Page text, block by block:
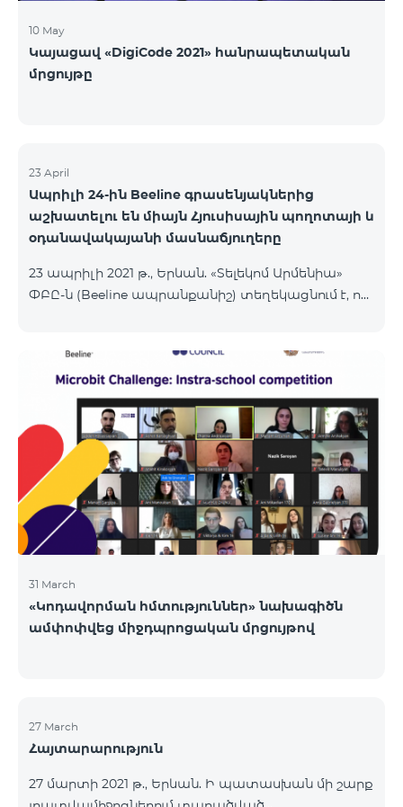
10 May
Կայացավ «DigiCode 2021» հանրապետական
մրցույթը
23 April
Ապրիլի 24-ին Beeline գրասենյակներից
աշխատելու են միայն Հյուսիսային պողոտայի և
օդանավակայանի մասնաճյուղերը
23 ապրիլի 2021 թ., Երևան. «Տելեկոմ Արմենիա»
ՓԲԸ-ն (Beeline ապրանքանիշ) տեղեկացնում է, որ
սպասարկման գրասենյակը՝ աշխատանքային
ժամերը՝ 10:00-22:00, և օդանավակայանի
մասնաճյուղը, որը աշխատում է
շուրջօրյա։Ընկերության այլ վաճառքի և
սպասարկման գրասենյակները ապրիլի 24-ին
փակ են լինելու։
31 March
«Կոդավորման հմտություններ» նախագիծն
ամփոփվեց միջդպրոցական մրցույթով
27 March
Հայտարարություն
27 մարտի 2021 թ., Երևան. Ի պատասխան մի շարք